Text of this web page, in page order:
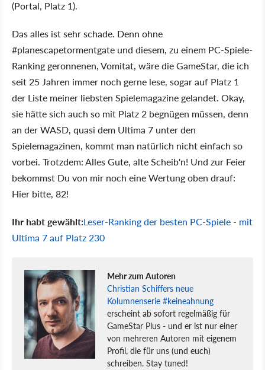
(Portal, Platz 1).
Das alles ist sehr schade. Denn ohne
#planescapetormentgate und diesem, zu einem PC-Spiele-
Ranking geronnenen, Vomitat, wäre die GameStar, die ich
seit 25 Jahren immer noch gerne lese, sogar auf Platz 1
der Liste meiner liebsten Spielemagazine gelandet. Okay,
sie hätte sich auch so mit Platz 2 begnügen müssen, denn
an der WASD, quasi dem Ultima 7 unter den
Spielemagazinen, kommt man natürlich nicht einfach so
vorbei. Trotzdem: Alles Gute, alte Scheib'n! Und zur Feier
bekommst Du von mir noch eine Wertung oben drauf:
Hier bitte, 82!
Ihr habt gewählt:Leser-Ranking der besten PC-Spiele - mit
Ultima 7 auf Platz 230
Mehr zum Autoren
Christian Schiffers neue
Kolumnenserie #keineahnung
erscheint ab sofort regelmäßig für
GameStar Plus - und er ist nur einer
von mehreren Autoren mit eigenem
Profil, die für uns (und euch)
schreiben. Stay tuned!